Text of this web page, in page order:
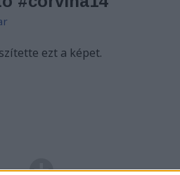
ezt a képet.